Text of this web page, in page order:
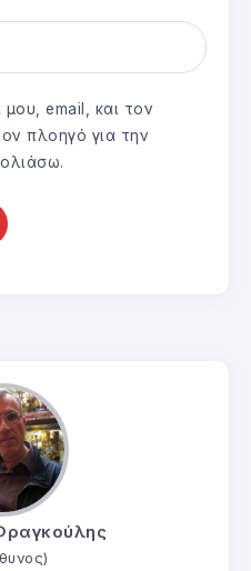
email, και τον
πλοηγό για την